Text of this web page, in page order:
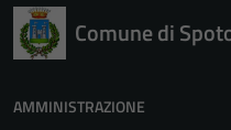
Comune di
AMMINISTRAZIONE